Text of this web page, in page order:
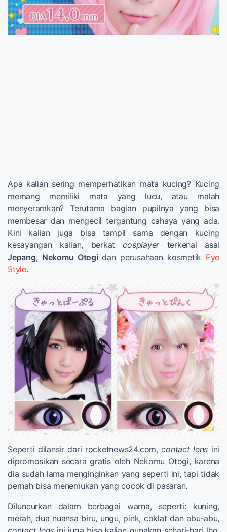
Apa kalian sering memperhatikan mata kucing? Kucing
memang memiliki mata yang lucu, atau malah
menyeramkan? Terutama bagian pupilnya yang bisa
membesar dan mengecil tergantung cahaya yang ada.
Kini kalian juga bisa tampil sama dengan kucing
kesayangan kalian, berkatcosplayerterkenal asal
Jepang, Nekomu Otogidan perusahaan kosmetik Eye
Style.
Seperti dilansir dari rocketnews24.com,contact lens ini
dipromosikan secara gratis oleh Nekomu Otogi, karena
dia sudah lama menginginkan yang seperti ini, tapi tidak
pernah bisa menemukan yang cocok di pasaran.
Diluncurkan dalam berbagai warna, seperti: kuning,
merah, dua nuansa biru, ungu, pink, coklat dan abu-abu,